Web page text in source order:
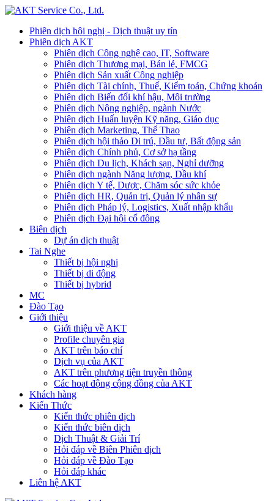
Phiên dịch hội nghị - Dịch thuật uy tín
Phiên dịch AKT
Phiên dịch Công nghệ cao, IT, Software
Phiên dịch Thương mại, Bán lẻ, FMCG
Phiên dịch Sản xuất Công nghiệp
Phiên dịch Tài chính, Thuế, Kiểm toán, Chứng khoán
Phiên dịch Biến đổi khí hậu, Môi trường
Phiên dịch Nông nghiệp, ngành Nước
Phiên dịch Huấn luyện Kỹ năng, Giáo dục
Phiên dịch Marketing, Thể Thao
Phiên dịch hội thảo Di trú, Đầu tư, Bất động sản
Phiên dịch Chính phủ, Cơ sở hạ tầng
Phiên dịch Du lịch, Khách sạn, Nghỉ dưỡng
Phiên dịch ngành Năng lượng, Dầu khí
Phiên dịch Y tế, Dược, Chăm sóc sức khỏe
Phiên dịch HR, Quản trị, Quản lý nhân sự
Phiên dịch Pháp lý, Logistics, Xuất nhập khẩu
Phiên dịch Đại hội cổ đông
Biên dịch
Dự án dịch thuật
Tai Nghe
Thiết bị hội nghị
Thiết bị di động
Thiết bị hybrid
MC
Đào Tạo
Giới thiệu
Giới thiệu về AKT
Profile chuyên gia
AKT trên báo chí
Dịch vụ của AKT
AKT trên phương tiện truyền thông
Các hoạt động cộng đồng của AKT
Khách hàng
Kiến Thức
Kiến thức phiên dịch
Kiến thức biên dịch
Dịch Thuật & Giải Trí
Hỏi đáp về Biên Phiên dịch
Hỏi đáp về Đào Tạo
Hỏi đáp khác
Liên hệ AKT